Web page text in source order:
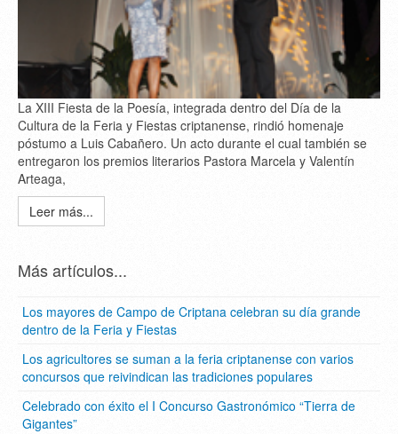
La XIII Fiesta de la Poesía, integrada dentro del Día de la
Cultura de la Feria y Fiestas criptanense, rindió homenaje
póstumo a Luis Cabañero. Un acto durante el cual también se
entregaron los premios literarios Pastora Marcela y Valentín
Arteaga,
Leer más...
Más artículos...
Los mayores de Campo de Criptana celebran su día grande
dentro de la Feria y Fiestas
Los agricultores se suman a la feria criptanense con varios
concursos que reivindican las tradiciones populares
Celebrado con éxito el I Concurso Gastronómico “Tierra de
Gigantes”